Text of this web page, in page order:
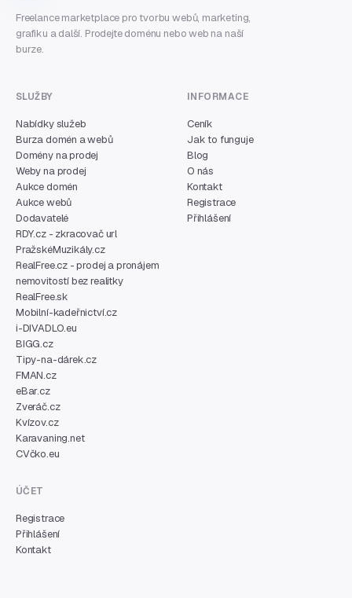
Freelance marketplace pro tvorbu webů, marketing,
grafiku a další. Prodejte doménu nebo web na naší
burze.
SLUŽBY
Nabídky služeb
Burza domén a webů
Domény na prodej
Weby na prodej
Aukce domén
Aukce webů
Dodavatelé
RDY.cz - zkracovač url
PražskéMuzikály.cz
RealFree.cz - prodej a pronájem
nemovitostí bez realitky
RealFree.sk
Mobilní-kadeřnictví.cz
i-DIVADLO.eu
BIGG.cz
Tipy-na-dárek.cz
FMAN.cz
eBar.cz
Zveráč.cz
Kvízov.cz
Karavaning.net
CVčko.eu
INFORMACE
Ceník
Jak to funguje
Blog
O nás
Kontakt
Registrace
Přihlášení
ÚČET
Registrace
Přihlášení
Kontakt